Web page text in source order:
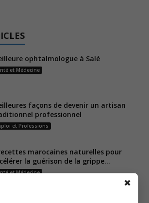
✖
ophtalmologue à Salé
et Médecine
façons de devenir un artisan
professionnel
et Professions
marocaines naturelles pour
la guérison de la grippe...
et Médecine